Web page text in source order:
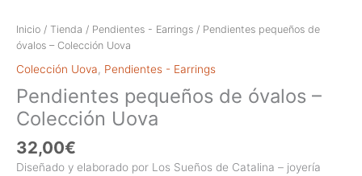
Inicio / Tienda / Pendientes - Earrings / Pendientes pequeños de
óvalos – Colección Uova
Colección Uova Pendientes - Earrings
Pendientes pequeños de óvalos –
Colección Uova
32,00€
Diseñado y elaborado por Los Sueños de Catalina – joyería